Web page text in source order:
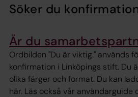
Söker du
Är du
Ordbilden "Du är viktig." används
konfirmation i Linköpings stift. Du
olika färger och format. Du kan
här. Läs också vår användarguide